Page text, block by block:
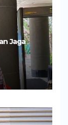
Jaga